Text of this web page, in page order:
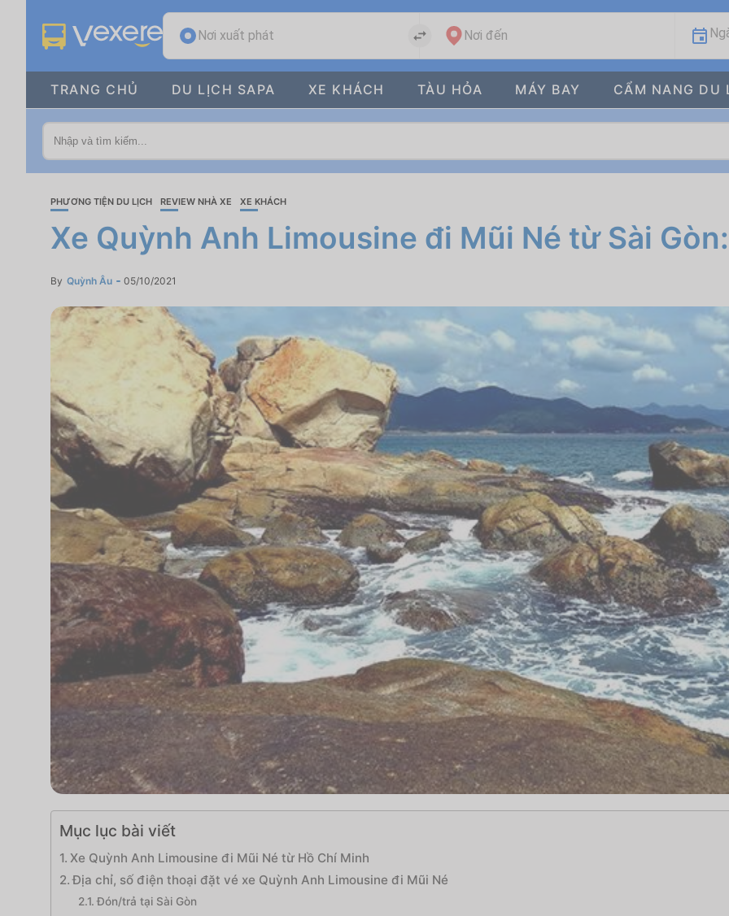
Nơi xuất phát Nơi đến
TRANG CHỦ DU LỊCH SAPA XE KHÁCH TÀU HỎA MÁY BAY CẨM NANG DU
PHƯƠNG TIỆN DU LỊCH REVIEW NHÀ XE XE KHÁCH
Xe Quỳnh Anh Limousine đi Mũi Né từ Sài
By Quỳnh Âu 05/10/2021
Mục lục bài viết
Xe Quỳnh Anh Limousine đi Mũi Né từ Hồ Chí Minh
Địa chỉ, số điện thoại đặt vé xe Quỳnh Anh Limousine đi Mũi Né
Đón/trả tại Sài Gòn